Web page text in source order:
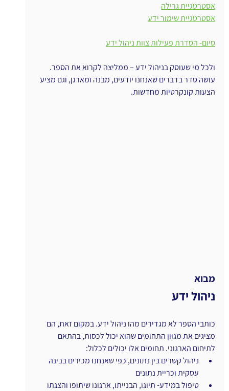
אסטרטגיית גרילה
אסטרטגיית שימור ידע
סיום- הסדרת פעילות צוות ניהול ידע
ולכל מי שעוסק בניהול ידע – ממליצה לקרוא את הספר.
עושה סדר בדברים שאנחנו יודעים, מבנה ומארגן, וגם מציע
הצעות קונקרטיות מחדשות.
מבוא
ניהול ידע
כותבי הספר לא מגדירים מהו ניהול ידע. במקום זאת, הם
מציגים את מגוון התחומים שהוא יכול לכסות, בהתאם
לתיחום הארגוני. תחומים אלו יכולים לכלול:
ניהול קשרים בין נתונים, כפי שאנחנו מכירים בבינה
עסקית וכריית נתונים
טיפול במידע- תיוגו, הבנייתו, ארגונו שיתופו והצגתו